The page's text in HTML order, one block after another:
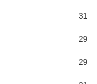
31
29
29